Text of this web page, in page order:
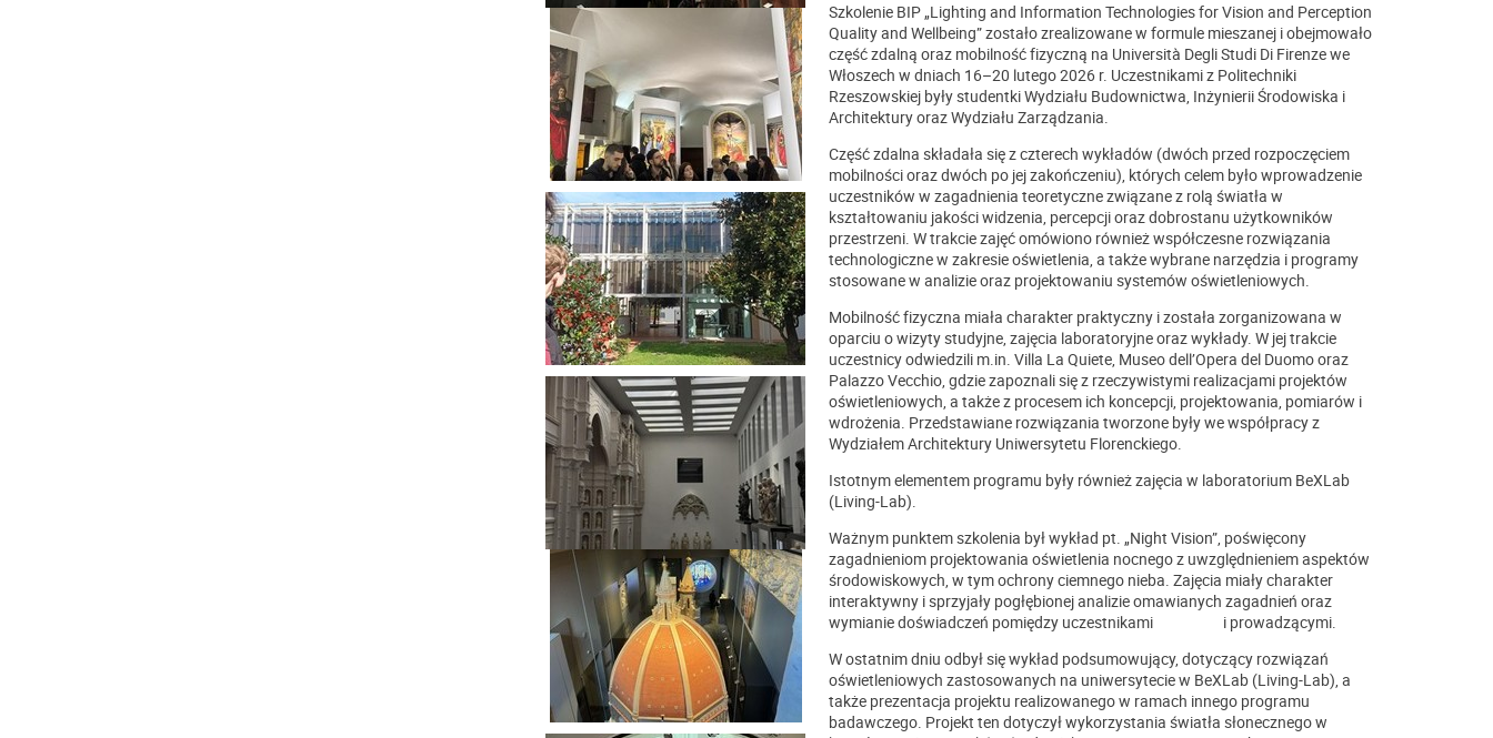
Szkolenie BIP „Lighting and Information Technologies for Vision and Perception
Quality and Wellbeing” zostało zrealizowane w formule mieszanej i obejmowało
część zdalną oraz mobilność fizyczną na Università Degli Studi Di Firenze we
Włoszech w dniach 16–20 lutego 2026 r. Uczestnikami z Politechniki
Rzeszowskiej były studentki Wydziału Budownictwa, Inżynierii Środowiska i
Architektury oraz Wydziału Zarządzania.
Część zdalna składała się z czterech wykładów (dwóch przed rozpoczęciem
mobilności oraz dwóch po jej zakończeniu), których celem było wprowadzenie
uczestników w zagadnienia teoretyczne związane z rolą światła w
kształtowaniu jakości widzenia, percepcji oraz dobrostanu użytkowników
przestrzeni. W trakcie zajęć omówiono również współczesne rozwiązania
technologiczne w zakresie oświetlenia, a także wybrane narzędzia i programy
stosowane w analizie oraz projektowaniu systemów oświetleniowych.
Mobilność fizyczna miała charakter praktyczny i została zorganizowana w
oparciu o wizyty studyjne, zajęcia laboratoryjne oraz wykłady. W jej trakcie
uczestnicy odwiedzili m.in. Villa La Quiete, Museo dell’Opera del Duomo oraz
Palazzo Vecchio, gdzie zapoznali się z rzeczywistymi realizacjami projektów
oświetleniowych, a także z procesem ich koncepcji, projektowania, pomiarów i
wdrożenia. Przedstawiane rozwiązania tworzone były we współpracy z
Wydziałem Architektury Uniwersytetu Florenckiego.
Istotnym elementem programu były również zajęcia w laboratorium BeXLab
(Living-Lab).
Ważnym punktem szkolenia był wykład pt. „Night Vision”, poświęcony
zagadnieniom projektowania oświetlenia nocnego z uwzględnieniem aspektów
środowiskowych, w tym ochrony ciemnego nieba. Zajęcia miały charakter
interaktywny i sprzyjały pogłębionej analizie omawianych zagadnień oraz
wymianie doświadczeń pomiędzy uczestnikami i prowadzącymi.
W ostatnim dniu odbył się wykład podsumowujący, dotyczący rozwiązań
oświetleniowych zastosowanych na uniwersytecie w BeXLab (Living-Lab), a
także prezentacja projektu realizowanego w ramach innego programu
badawczego. Projekt ten dotyczył wykorzystania światła słonecznego w